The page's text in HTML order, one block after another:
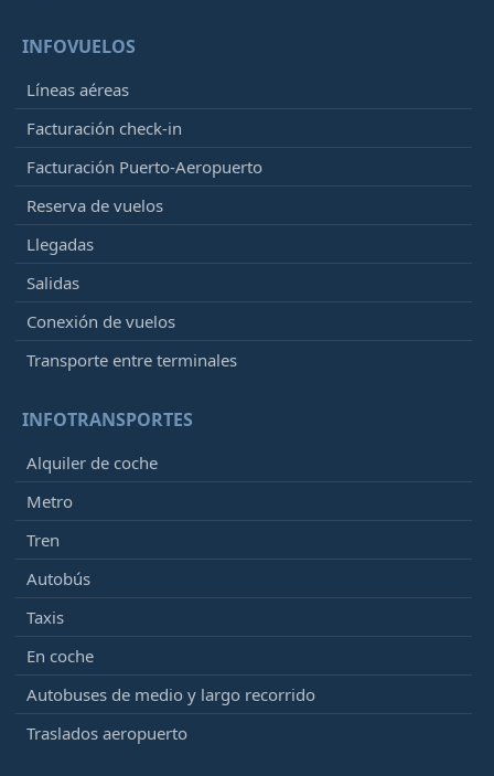
INFOVUELOS
Líneas aéreas
Facturación check-in
Facturación Puerto-Aeropuerto
Reserva de vuelos
Llegadas
Salidas
Conexión de vuelos
Transporte entre terminales
INFOTRANSPORTES
Alquiler de coche
Metro
Tren
Autobús
Taxis
En coche
Autobuses de medio y largo recorrido
Traslados aeropuerto